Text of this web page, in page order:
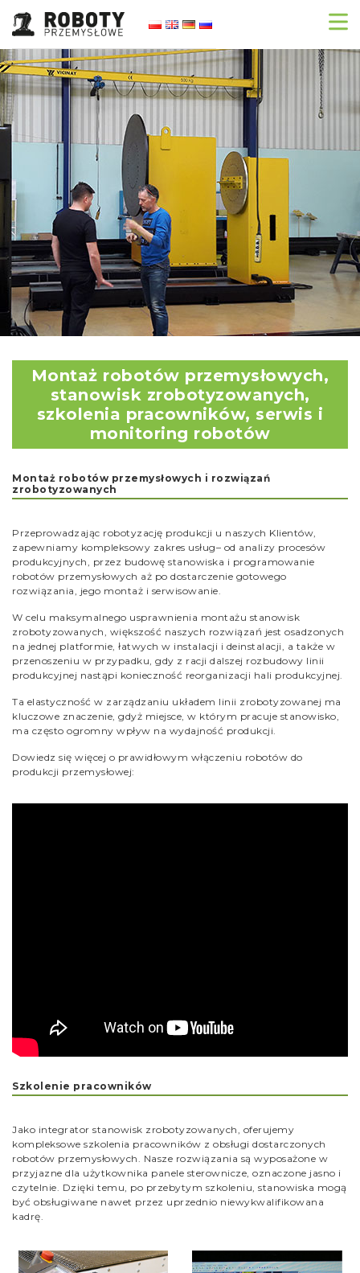
Montaż robotów przemysłowych,
stanowisk zrobotyzowanych,
szkolenia pracowników, serwis i
monitoring robotów
Montaż robotów przemysłowych i rozwiązań
zrobotyzowanych
Przeprowadzając robotyzację produkcji u naszych Klientów,
zapewniamy kompleksowy zakres usług– od analizy procesów
produkcyjnych, przez budowę stanowiska i programowanie
robotów przemysłowych aż po dostarczenie gotowego
rozwiązania, jego montaż i serwisowanie.
W celu maksymalnego usprawnienia montażu stanowisk
zrobotyzowanych, większość naszych rozwiązań jest osadzonych
na jednej platformie, łatwych w instalacji i deinstalacji, a także w
przenoszeniu w przypadku, gdy z racji dalszej rozbudowy linii
produkcyjnej nastąpi konieczność reorganizacji hali produkcyjnej.
Ta elastyczność w zarządzaniu układem linii zrobotyzowanej ma
kluczowe znaczenie, gdyż miejsce, w którym pracuje stanowisko,
ma często ogromny wpływ na wydajność produkcji.
Dowiedz się więcej o prawidłowym włączeniu robotów do
produkcji przemysłowej:
Szkolenie pracowników
Jako integrator stanowisk zrobotyzowanych, oferujemy
kompleksowe szkolenia pracowników z obsługi dostarczonych
robotów przemysłowych. Nasze rozwiązania są wyposażone w
przyjazne dla użytkownika panele sterownicze, oznaczone jasno i
czytelnie. Dzięki temu, po przebytym szkoleniu, stanowiska mogą
być obsługiwane nawet przez uprzednio niewykwalifikowana
kadrę.